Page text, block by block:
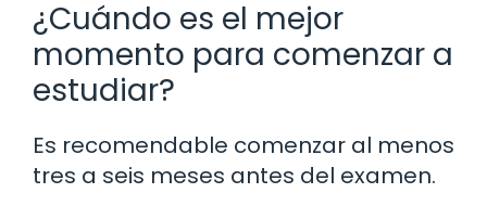
¿Cuándo es el mejor
momento para comenzar a
estudiar?
Es recomendable comenzar al menos
tres a seis meses antes del examen.